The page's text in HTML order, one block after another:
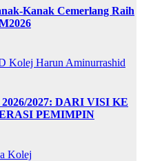
Kanak Cemerlang Raih
Kolej Harun Aminurrashid
2027: DARI VISI KE
PEMIMPIN
Kolej